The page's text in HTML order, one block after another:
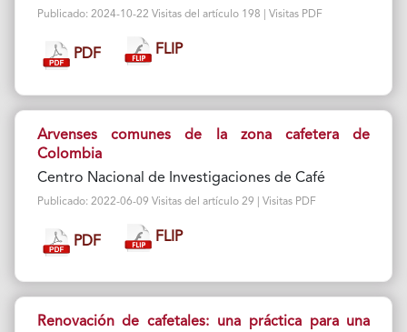
Publicado: 2024-10-22 Visitas del artículo 198 | Visitas PDF
PDF FLIP
Arvenses comunes de la zona cafetera de
Colombia
Centro Nacional de Investigaciones de Café
Publicado: 2022-06-09 Visitas del artículo 29 | Visitas PDF
PDF FLIP
Renovación de cafetales: una práctica para una